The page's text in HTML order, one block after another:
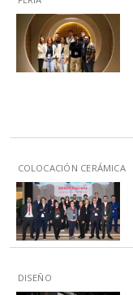
COLOCACIÓN CERÁMICA
DISEÑO